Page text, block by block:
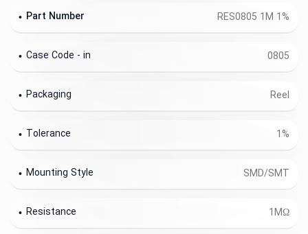
RES0805 1M 1%
Part Number
0805
Case Code - in
Reel
Packaging
1%
Tolerance
SMD/SMT
Mounting Style
1MΩ
Resistance